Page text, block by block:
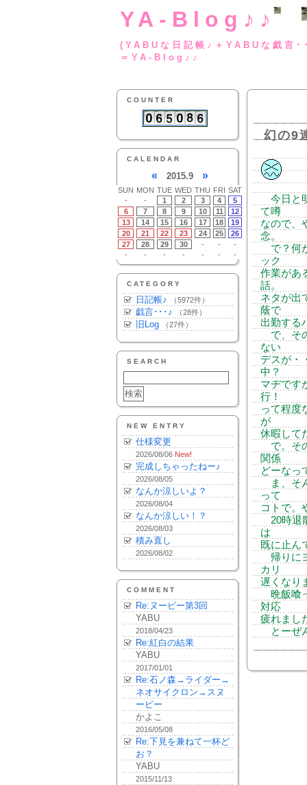
YA-Blog♪♪
(YABUな日記帳♪
＝YA-Blog♪♪
COUNTER
CALENDAR
« 2015.9 »
SUN MON TUE WED THU FRI SAT
-
- 1 2 3 4
5
6
7 8 9 10 11
12
13
14 15 16 17 18
19
20
21 22 23 24 25
26
27
28 29 30 - -
-
-
- - - - - -
CATEGORY
日記帳♪ （5972件）
戯言･･･♪ （28件）
旧Log （27件）
SEARCH
NEW ENTRY
仕様変更
2026/08/06 New!
完成しちゃったねー♪
2026/08/05
なんか涼しいよ？
2026/08/04
なんか涼しい！？
2026/08/03
積み直し
2026/08/02
COMMENT
Re:ヌーピー第3回
YABU
2018/04/23
Re:紅白の結果
YABU
2017/01/01
Re:石ノ森→ライダー→
ネオサイクロン→スヌ
ーピー
かよこ
2016/05/08
Re:下見を兼ねて一杯ど
お？
YABU
2015/11/13
幻の9
今日と
て噂
なので、
念。
で？何
ック
作業があ
話。
ネタが出
蔭で
出勤する
で、そ
ない
デスが・
中？
マヂです
行！
って程度
が
休暇して
で。そ
関係
どーなっ
ま、そ
って
コトで。
20時退
は
既に止ん
帰りに
カリ
遅くなり
晩飯喰
対応
疲れまし
とーぜ